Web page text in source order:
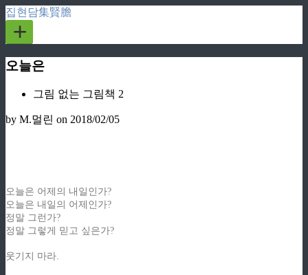
집현담集賢膽
+
오늘은
그림 없는 그림책 2
by M.멀린 on 2018/02/05
오늘은 어제의 내일인가?
오늘은 내일의 어제인가?
정말 그런가?
정말 그렇게 믿고 싶은가?
웃기지 마라.